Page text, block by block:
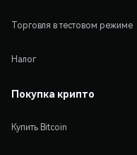
Торговля в тестовом режиме
Налог
Покупка крипто
Купить Bitcoin